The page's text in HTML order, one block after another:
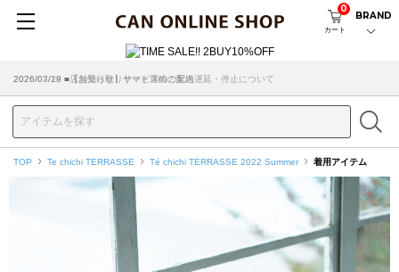
カート
0
BRAND
2026/07/29 ■【お知らせ】ヤマト運輸の配送遅延・停止について
2026/03/18 ■店舗受け取りサービスのご案内
TOP Te chichi TERRASSE Té chichi TERRASSE 2022 Summer 着用アイテム